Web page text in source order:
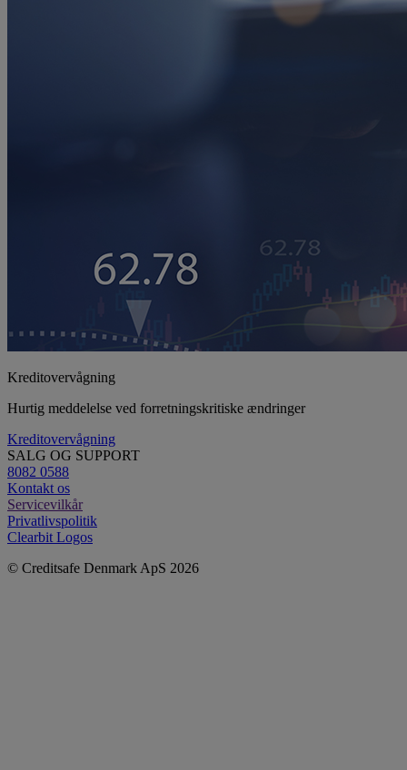
Kreditovervågning
Hurtig meddelelse ved forretningskritiske ændringer
Kreditovervågning
SALG OG SUPPORT
8082 0588
Kontakt os
Servicevilkår
Privatlivspolitik
Clearbit Logos
© Creditsafe Denmark ApS 2026